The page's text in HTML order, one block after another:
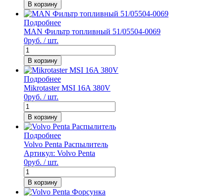
В корзину
Подробнее
MAN Фильтр топливный 51/05504-0069
0руб. / шт.
В корзину
Подробнее
Mikrotaster MSI 16A 380V
0руб. / шт.
В корзину
Подробнее
Volvo Penta Распылитель
Артикул: Volvo Penta
0руб. / шт.
В корзину